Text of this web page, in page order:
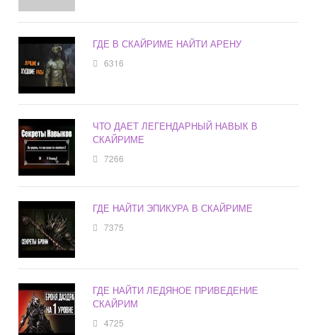
ГДЕ В СКАЙРИМЕ НАЙТИ АРЕНУ
6316
ЧТО ДАЕТ ЛЕГЕНДАРНЫЙ НАВЫК В
СКАЙРИМЕ
7266
ГДЕ НАЙТИ ЭПИКУРА В СКАЙРИМЕ
7375
ГДЕ НАЙТИ ЛЕДЯНОЕ ПРИВЕДЕНИЕ
СКАЙРИМ
4725